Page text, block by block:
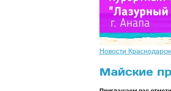
Новости
Майские